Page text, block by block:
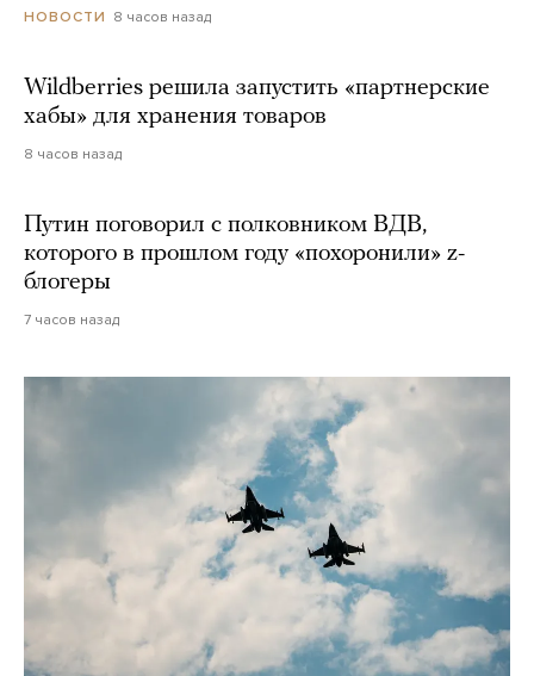
НОВОСТИ 8 часов назад
Wildberries решила запустить «партнерские
хабы» для хранения товаров
8 часов назад
Путин поговорил с полковником ВДВ,
которого в прошлом году «похоронили» z-
блогеры
7 часов назад